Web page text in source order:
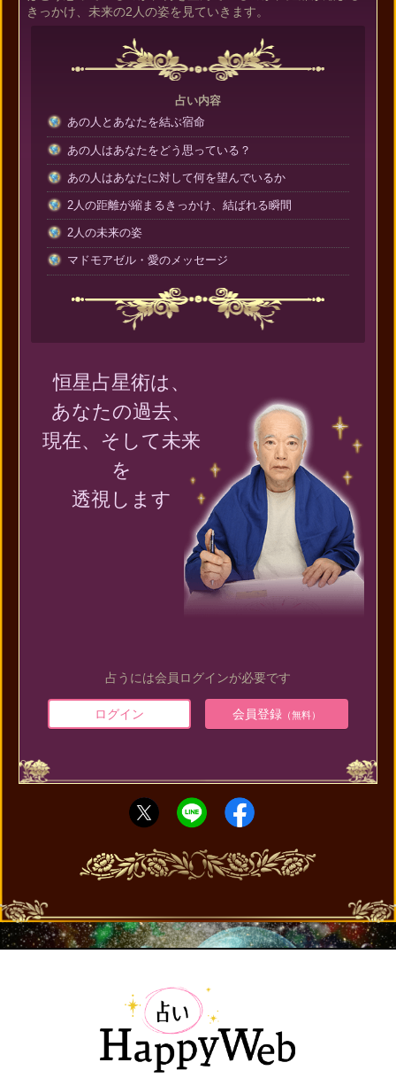
きっかけ、未来の2人の姿を見ていきます。
占い内容
あの人とあなたを結ぶ宿命
あの人はあなたをどう思っている？
あの人はあなたに対して何を望んでいるか
2人の距離が縮まるきっかけ、結ばれる瞬間
2人の未来の姿
マドモアゼル・愛のメッセージ
恒星占星術は、
あなたの過去、
現在、そして未来
を
透視します
占うには会員ログインが必要です
ログイン 会員登録（無料）